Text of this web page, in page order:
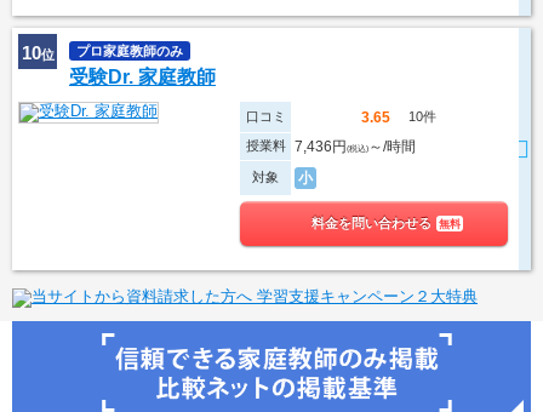
10位 プロ家庭教師のみ
受験Dr. 家庭教師
口コミ 3.65
10件
授業料
7,436円(税込) ～/時間
対象 小
料金を問い合わせる 無料